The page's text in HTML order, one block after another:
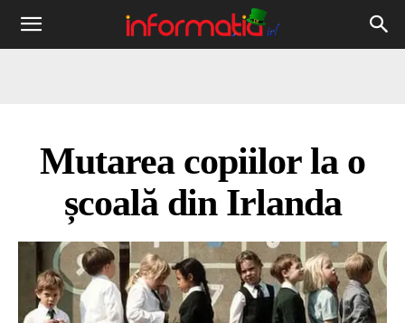
Informația
Mutarea copiilor la o
școală din Irlanda